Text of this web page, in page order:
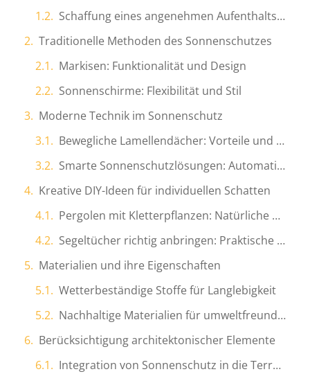
Schaffung eines angenehmen Aufenthaltsorts im Freien
Traditionelle Methoden des Sonnenschutzes
Markisen: Funktionalität und Design
Sonnenschirme: Flexibilität und Stil
Moderne Technik im Sonnenschutz
Bewegliche Lamellendächer: Vorteile und Anpassungsfähigkeit
Smarte Sonnenschutzlösungen: Automatisierung und Kontrolle
Kreative DIY-Ideen für individuellen Schatten
Pergolen mit Kletterpflanzen: Natürliche Ästhetik
Segeltücher richtig anbringen: Praktische Tipps und Tricks
Materialien und ihre Eigenschaften
Wetterbeständige Stoffe für Langlebigkeit
Nachhaltige Materialien für umweltfreundlichen Sonnenschutz
Berücksichtigung architektonischer Elemente
Integration von Sonnenschutz in die Terrassengestaltung